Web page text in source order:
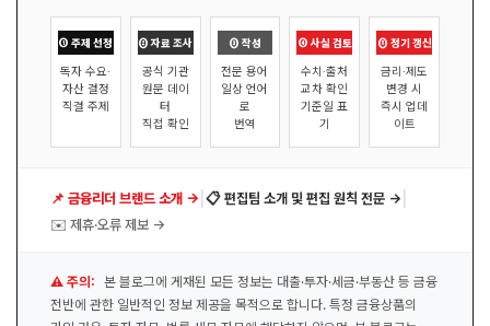
① 주제 선정
독자 수요·
자산 결정
직결 주제
② 자료 조사
공식 기관
원문 데이
터
직접 확인
③ 작성
전문 용어
일상 언어
로
번역
④ 사실 검토
수치·출처
교차 확인
기준일 표
기
⑤ 정기 갱신
금리·제도
변경 시
즉시 업데
이트
📌 금융리더 브랜드 소개 → 📋 편집팀 소개 및 편집 원칙 전문 →
✉️ 제휴·오류 제보 →
⚠️ 주의: 본 블로그에 게재된 모든 정보는 대출·투자·세금·부동산 등 금융
전반에 관한 일반적인 정보 제공을 목적으로 합니다. 특정 금융상품의